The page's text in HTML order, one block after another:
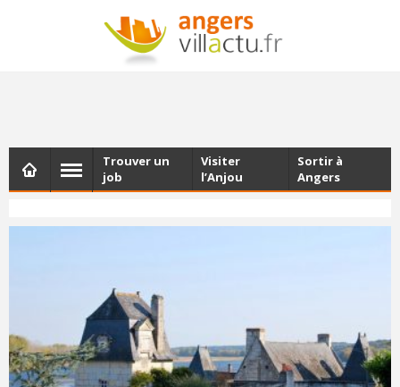
NEWSLETTER
Les dernières actualités d'Angers, chaque vendredi dans
Trouver un
job
Visiter
l’Anjou
Sortir à
Angers